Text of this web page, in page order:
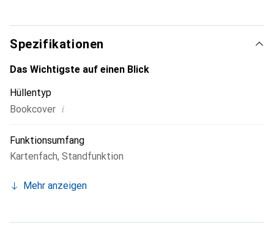
auf der Innenseite aufbewahren.
Spezifikationen
Das Wichtigste auf einen Blick
Hüllentyp
Bookcover i
Funktionsumfang
Kartenfach, Standfunktion
Mehr anzeigen